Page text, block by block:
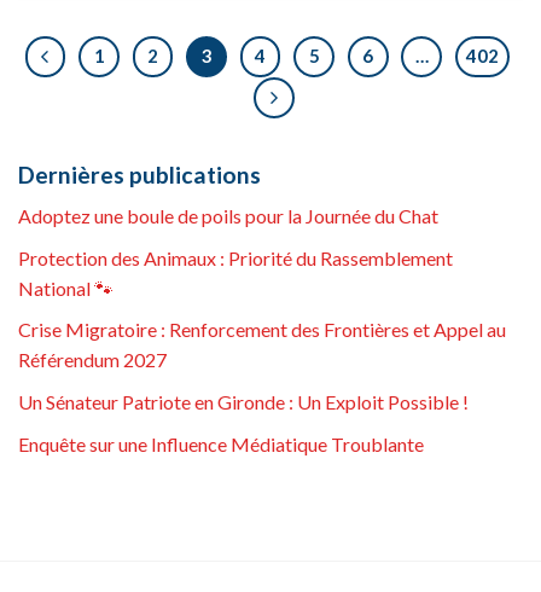
1 2 3 4 5 6 … 402
Dernières publications
Adoptez une boule de poils pour la Journée du Chat
Protection des Animaux : Priorité du Rassemblement
National 🐾
Crise Migratoire : Renforcement des Frontières et Appel au
Référendum 2027
Un Sénateur Patriote en Gironde : Un Exploit Possible !
Enquête sur une Influence Médiatique Troublante